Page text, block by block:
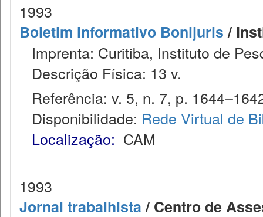
1993
Boletim informativo Bonijuris/
Imprenta: Curitiba, Instituto de
Descrição Física: 13 v.
Referência: v. 5, n. 7, p.
Disponibilidade: Rede Virtual de
Localização: CAM
1993
Jornal trabalhista/ Centro de